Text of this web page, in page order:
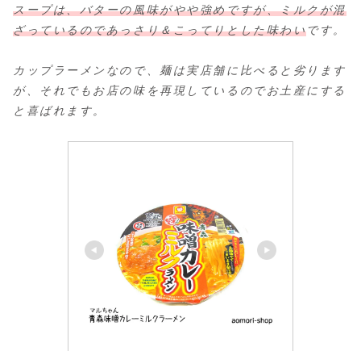
スープは、バターの風味がやや強めですが、ミルクが混
ざっているのであっさり＆こってりとした味わいです。
カップラーメンなので、麺は実店舗に比べると劣ります
が、それでもお店の味を再現しているのでお土産にする
と喜ばれます。